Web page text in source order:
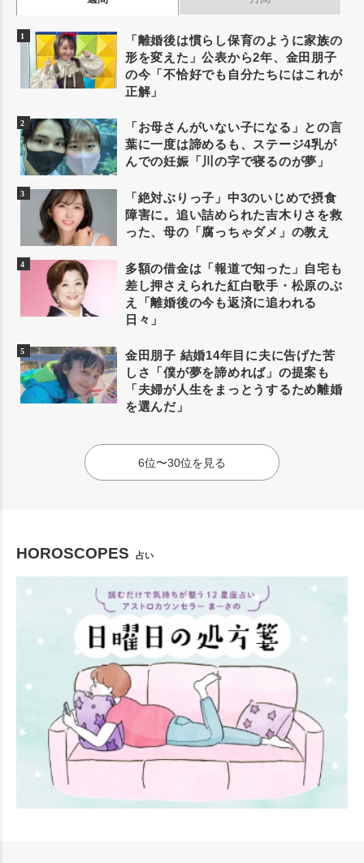
「離婚後は慣らし保育のように家族の
形を変えた」公表から2年、金田朋子
の今「不恰好でも自分たちにはこれが
正解」
「お母さんがいない子になる」との言
葉に一度は諦めるも、ステージ4乳が
んでの妊娠「川の字で寝るのが夢」
「絶対ぶりっ子」中3のいじめで摂食
障害に。追い詰められた吉木りさを救
った、母の「腐っちゃダメ」の教え
多額の借金は「報道で知った」自宅も
差し押さえられた紅白歌手・松原のぶ
え「離婚後の今も返済に追われる
日々」
金田朋子 結婚14年目に夫に告げた苦
しさ「僕が夢を諦めれば」の提案も
「夫婦が人生をまっとうするため離婚
を選んだ」
6位〜30位を見る
HOROSCOPES 占い